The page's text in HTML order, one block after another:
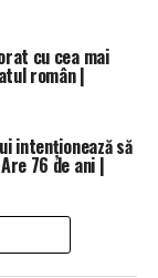
cu cea mai
român |
intenţionează să
76 de ani |